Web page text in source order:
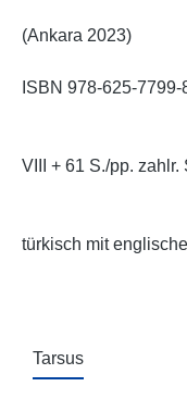
(Ankara 2023)
ISBN 978-625-7799-
VIII + 61 S./pp.
türkisch mit
Tarsus